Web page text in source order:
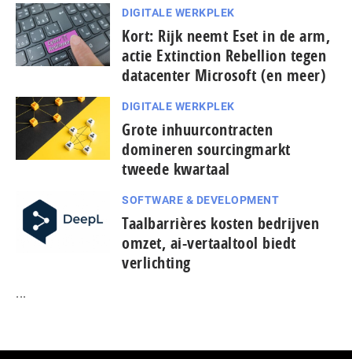
DIGITALE WERKPLEK
Kort: Rijk neemt Eset in de arm,
actie Extinction Rebellion tegen
datacenter Microsoft (en meer)
DIGITALE WERKPLEK
Grote inhuurcontracten
domineren sourcingmarkt
tweede kwartaal
SOFTWARE & DEVELOPMENT
Taal­bar­ri­è­res kosten bedrijven
omzet, ai-vertaaltool biedt
verlichting
...